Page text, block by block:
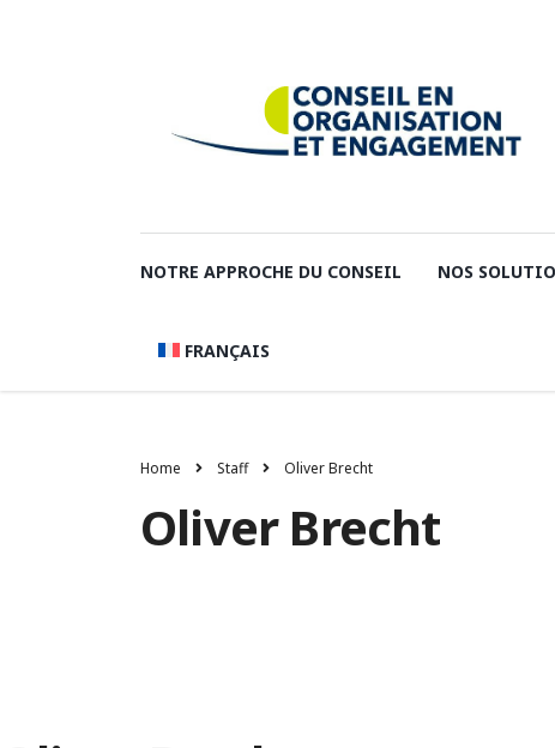
NOTRE APPROCHE DU CONSEIL NOS
FRANÇAIS
Home Staff Oliver Brecht
Oliver Brecht